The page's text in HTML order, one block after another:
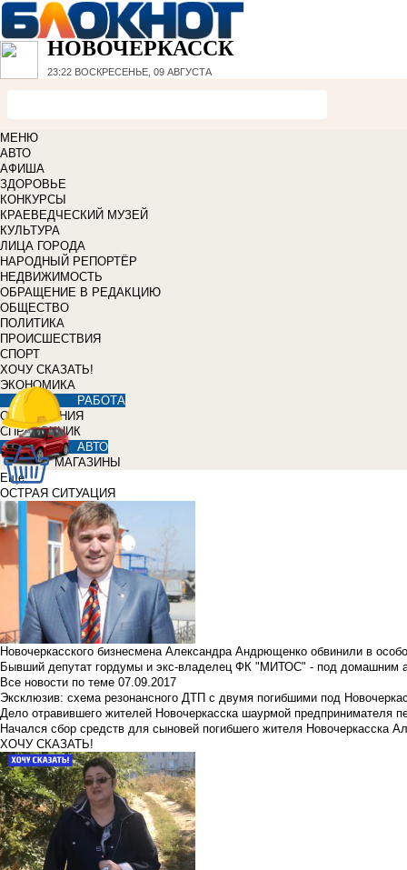
НОВОЧЕРКАССК
23:22 ВОСКРЕСЕНЬЕ, 09 АВГУСТА
МЕНЮ
АВТО
АФИША
ЗДОРОВЬЕ
КОНКУРСЫ
КРАЕВЕДЧЕСКИЙ МУЗЕЙ
КУЛЬТУРА
ЛИЦА ГОРОДА
НАРОДНЫЙ РЕПОРТЁР
НЕДВИЖИМОСТЬ
ОБРАЩЕНИЕ В РЕДАКЦИЮ
ОБЩЕСТВО
ПОЛИТИКА
ПРОИСШЕСТВИЯ
СПОРТ
ХОЧУ СКАЗАТЬ!
ЭКОНОМИКА
РАБОТА
ОБЪЯВЛЕНИЯ
СПРАВОЧНИК
АВТО
МАГАЗИНЫ
Еще
ОСТРАЯ СИТУАЦИЯ
Новочеркасского бизнесмена Александра Андрющенко обвинили в
Бывший депутат гордумы и экс-владелец ФК "МИТОС" - под домашним
Все новости по теме 07.09.2017
Эксклюзив: схема резонансного ДТП с двумя погибшими под
Дело отравившего жителей Новочеркасска шаурмой предпринимателя
Начался сбор средств для сыновей погибшего жителя Новочеркасска
ХОЧУ СКАЗАТЬ!